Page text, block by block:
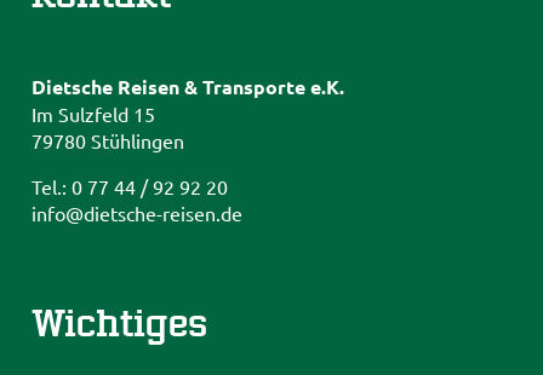
Dietsche Reisen & Transporte e.K.
Im Sulzfeld 15
79780 Stühlingen
Tel.: 0 77 44 / 92 92 20
info@dietsche-reisen.de
Wichtiges